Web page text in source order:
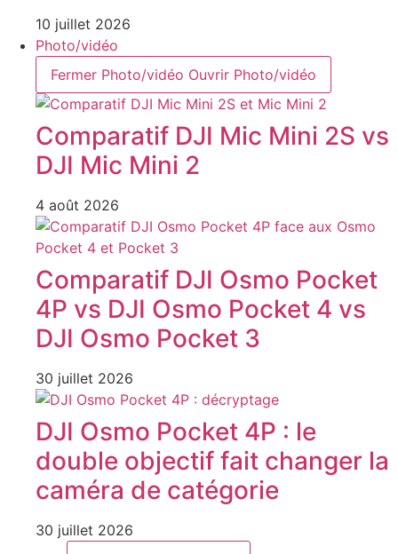
10 juillet 2026
Photo/vidéo
Fermer Photo/vidéo Ouvrir Photo/vidéo
Comparatif DJI Mic Mini 2S vs
DJI Mic Mini 2
4 août 2026
Comparatif DJI Osmo Pocket
4P vs DJI Osmo Pocket 4 vs
DJI Osmo Pocket 3
30 juillet 2026
DJI Osmo Pocket 4P : le
double objectif fait changer la
caméra de catégorie
30 juillet 2026